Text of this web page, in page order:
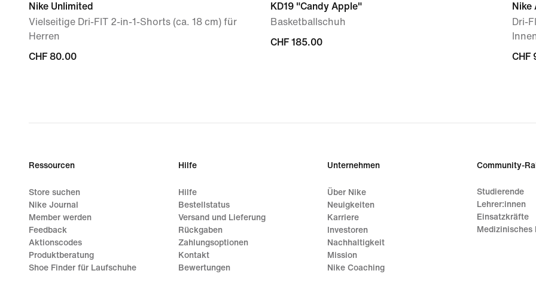
Nike Unlimited
Vielseitige Dri-FIT 2-in-1-Shorts (ca. 18 cm) für
Herren
CHF 80.00
CHF 80.00
KD19 "Candy Apple"
Basketballschuh
CHF 185.00
CHF 185.00
Nike
Dri-
CHF
CHF
Ressourcen
Store suchen
Nike Journal
Member werden
Feedback
Aktionscodes
Produktberatung
Shoe Finder für Laufschuhe
Hilfe
Hilfe
Bestellstatus
Versand und Lieferung
Rückgaben
Zahlungsoptionen
Kontakt
Bewertungen
Unternehmen
Über Nike
Neuigkeiten
Karriere
Investoren
Nachhaltigkeit
Mission
Nike Coaching
Community-
Studierende
Lehrer:innen
Einsatzkräfte
Medizinisches